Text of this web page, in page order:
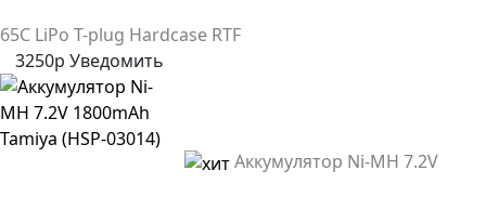
65C LiPo T-plug Hardcase RTF
3250р Уведомить
Аккумулятор Ni-MH 7.2V